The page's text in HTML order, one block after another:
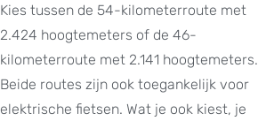
Kies tussen de 54-kilometerroute met
2.424 hoogtemeters of de 46-
kilometerroute met 2.141 hoogtemeters.
Beide routes zijn ook toegankelijk voor
elektrische fietsen. Wat je ook kiest, je